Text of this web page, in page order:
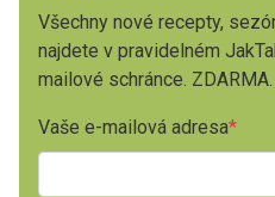
Všechny nové recepty,
najdete v pravidelném
mailové schránce. ZDARMA.
Vaše e-mailová adresa